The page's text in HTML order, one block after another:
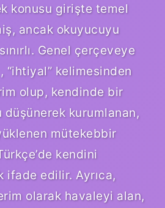
konusu girişte temel
ancak okuyucuyu
Genel çerçeveye
“ihtiyal” kelimesinden
olup, kendinde bir
kurumlanan,
mütekebbir
kendini
ifade edilir. Ayrıca,
olarak havaleyi alan,